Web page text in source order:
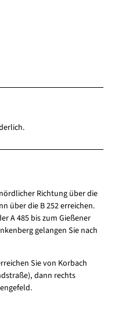
Richtung über die
über die B 252 erreichen.
A 485 bis zum Gießener
gelangen Sie nach
Sie von Korbach
dann rechts